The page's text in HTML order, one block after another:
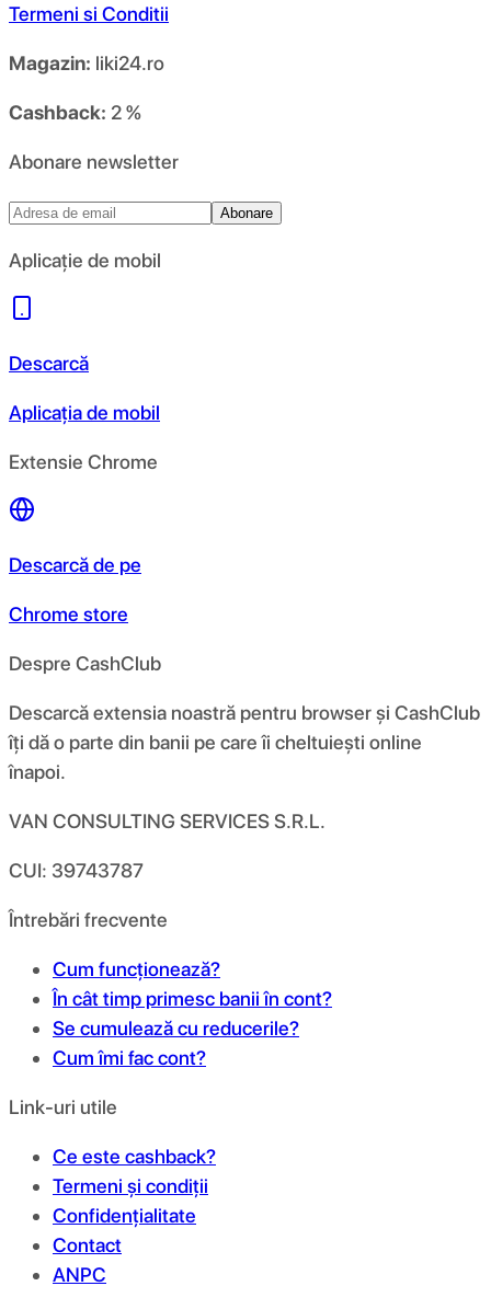
Termeni si Conditii
Magazin: liki24.ro
Cashback: 2 %
Abonare newsletter
Abonare
Aplicație de mobil
Descarcă
Aplicația de mobil
Extensie Chrome
Descarcă de pe
Chrome store
Despre CashClub
Descarcă extensia noastră pentru browser și CashClub
îți dă o parte din banii pe care îi cheltuiești online
înapoi.
VAN CONSULTING SERVICES S.R.L.
CUI: 39743787
Întrebări frecvente
Cum funcționează?
În cât timp primesc banii în cont?
Se cumulează cu reducerile?
Cum îmi fac cont?
Link-uri utile
Ce este cashback?
Termeni și condiții
Confidențialitate
Contact
ANPC